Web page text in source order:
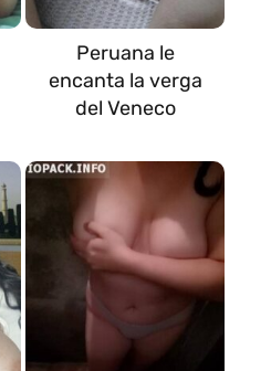
Peruana le
encanta la verga
del Veneco